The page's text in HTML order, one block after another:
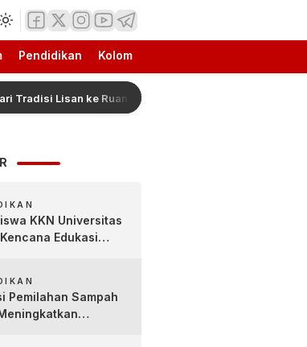
Pendidikan Kolom
Lisan ke Ruang Belajar Digital
KKN Universitas
Edukasi
Pemilahan Sampah